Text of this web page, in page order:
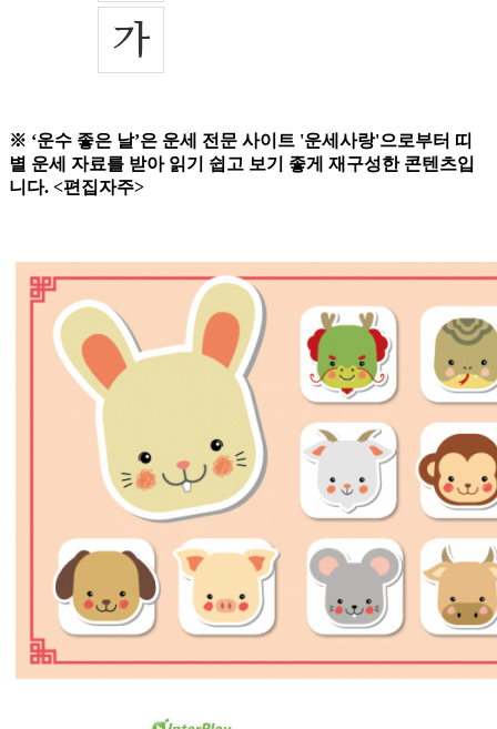
※ ‘운수 좋은 날’은 운세 전문 사이트 '운세사랑'으로부터 띠
별 운세 자료를 받아 읽기 쉽고 보기 좋게 재구성한 콘텐츠입
니다. <편집자주>